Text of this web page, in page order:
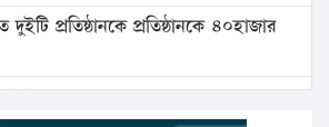
প্রতিষ্ঠানকে প্রতিষ্ঠানকে ৪০হাজার
বাড়ল